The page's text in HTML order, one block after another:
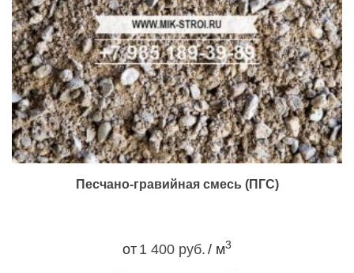
Песчано-гравийная смесь (ПГС)
от 1 400 руб. / м3